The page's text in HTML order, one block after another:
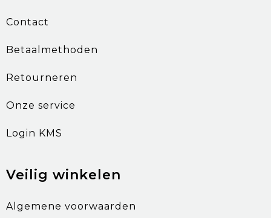
Contact
Betaalmethoden
Retourneren
Onze service
Login KMS
Veilig winkelen
Algemene voorwaarden